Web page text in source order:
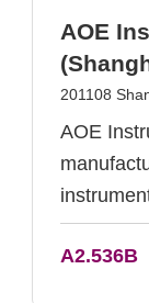
AOE
201108
AOE
A2.536B